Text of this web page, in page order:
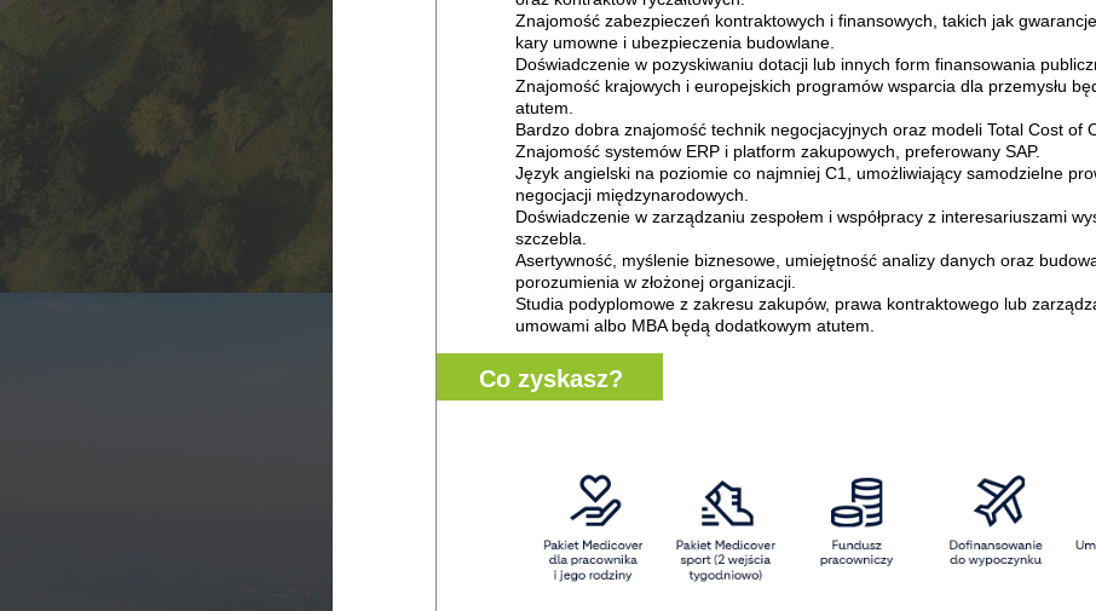
Znajomość zabezpieczeń kontraktowych i finansowych, takich jak
kary umowne i ubezpieczenia budowlane.
Doświadczenie w pozyskiwaniu dotacji lub innych form finansowania
Znajomość krajowych i europejskich programów wsparcia dla przemysłu
atutem.
Bardzo dobra znajomość technik negocjacyjnych oraz modeli Total Cost of
Znajomość systemów ERP i platform zakupowych, preferowany SAP.
Język angielski na poziomie co najmniej C1, umożliwiający samodzielne
negocjacji międzynarodowych.
Doświadczenie w zarządzaniu zespołem i współpracy z interesariuszami
szczebla.
Asertywność, myślenie biznesowe, umiejętność analizy danych oraz
porozumienia w złożonej organizacji.
Studia podyplomowe z zakresu zakupów, prawa kontraktowego lub
umowami albo MBA będą dodatkowym atutem.
Co zyskasz?